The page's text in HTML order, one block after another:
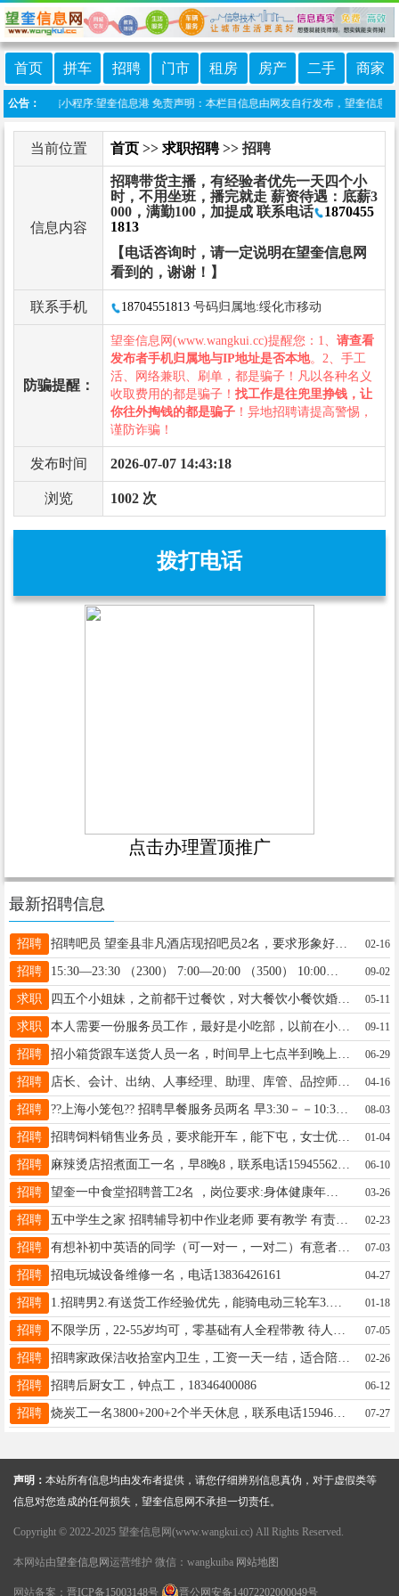
首页 拼车 招聘 门市 租房 房产 二手 商家
公告：
上线微信小程序:望奎信息港 免责声明：本栏目信息由网友自行发布，望奎信息网
当前位置 首页 >> 求职招聘>> 招聘
信息内容
招聘带货主播，有经验者优先一天四个小
时，不用坐班，播完就走 薪资待遇：底薪3
000，满勤100，加提成 联系电话
1870455
1813
【电话咨询时，请一定说明在望奎信息网
看到的，谢谢！】
联系手机 18704551813 号码归属地:绥化市移动
防骗提醒：
望奎信息网(www.wangkui.cc)提醒您：1、 请查看
发布者手机归属地与IP地址是否本地。2、手工
活、网络兼职、刷单，都是骗子！凡以各种名义
收取费用的都是骗子！ 找工作是往兜里挣钱，让
你往外掏钱的都是骗子 ！异地招聘请提高警惕，
谨防诈骗！
发布时间 2026-07-07 14:43:18
浏览 1002 次
拨打电话
点击办理置顶推广
最新招聘信息
招聘 招聘吧员 望奎县非凡酒店现招吧员2名，要求形象好、气质佳、责任心强，有工作经验的优先，我们热情的欢迎您的加入，希望成为我们的一员，联系电话13763747863 02-16
招聘 15:30—23:30 （2300） 7:00—20:00 （3500） 10:00—23:00 （3700） 电话15045538388 09-02
求职 四五个小姐妹，之前都干过餐饮，对大餐饮小餐饮婚礼餐饮婚礼流程都非常了解，有需要用人的可以打电话18724363963微信同步 05-11
求职 本人需要一份服务员工作，最好是小吃部，以前在小吃部干过服务员，最好是早9晚9. 电话15504551228 09-11
招聘 06-29
招聘 04-16
招聘 ??上海小笼包?? 招聘早餐服务员两名 早3:30－－10:30 能长干或陪读的家长优先 电话:16645524517 地址老二中路口上海小笼包 08-03
招聘 招聘饲料销售业务员，要求能开车，能下屯，女士优先。要求有工作经验。待遇丰厚。联系电话18045647777 01-04
招聘 06-10
招聘 望奎一中食堂招聘普工2名 ，岗位要求:身体健康年龄55以内 ，资薪待遇:分两个班早5晚6工资2500元。早6.30晚6工资2300月（中午休息两个小时）休六天18045527651 03-26
招聘 五中学生之家 招聘辅导初中作业老师 要有教学 有责任心 联系电话16604553222 02-23
招聘 有想补初中英语的同学（可一对一，一对二）有意者联系15214521056 07-03
招聘 招电玩城设备维修一名，电话13836426161 04-27
招聘 01-18
招聘 07-05
招聘 招聘家政保洁收拾室内卫生，工资一天一结，适合陪读有能干活的联系我13845558624 02-26
招聘 招聘后厨女工，钟点工，18346400086 06-12
招聘 烧炭工一名3800+200+2个半天休息，联系电话15946158891 07-27
声明： 本站所有信息均由发布者提供，请您仔细辨别信息真伪，对于虚假类等
信息对您造成的任何损失，望奎信息网不承担一切责任。
Copyright © 2022-2025 望奎信息网(www.wangkui.cc) All Rights Reserved.
本网站由望奎信息网 运营维护 微信：wangkuiba 网站地图
网站备案： 晋ICP备15003148号 晋公网安备14072202000049号